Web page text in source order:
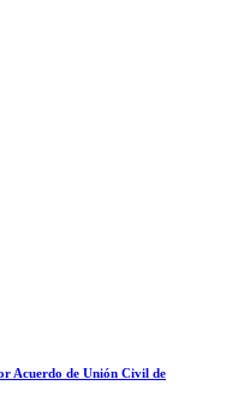
Acuerdo de Unión Civil de